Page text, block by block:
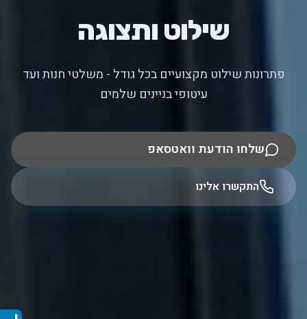
שילוט ותצוגה
פתרונות שילוט מקצועיים בכל גודל - משלטי חנות ועד
עיטופי בניינים שלמים
שלחו הודעת וואטסאפ
התקשרו אלינו